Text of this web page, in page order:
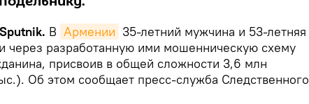
В Армении 35-летний мужчина и 53-летняя
разработанную ими мошенническую схему
присвоив в общей сложности 3,6 млн
Об этом сообщает пресс-служба Следственного